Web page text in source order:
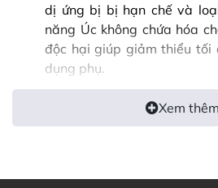
dị ứng bị bị hạn chế và
năng Úc không chứa hóa
độc hại giúp giảm thiểu tối
dụng phụ.
Quy trình kiểm định chất
Các sản phẩm TPCN Úc
Cơ quan Quản lý Hàng
Chất lượng cao, hiệu quả
Xem thêm